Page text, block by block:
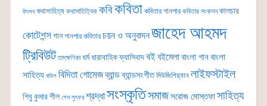
উৎসব কথাসাহিত্য কথাসাহিত্যিক কবিকবিতা কবিতার গানপার কবিতার সংকলন কালচার
কোটেশন্সগান গানপার কবিতার চয়ন ও অনুবাদনজাহেদ আহমদ
ট্রিবিউট তাৎক্ষণিকা ধর্ম ধারাবাহিকফ্যাসিবাদবইবইমেলাবাংলা গানবাংলা
সাহিত্য বাউল বিদিতা গোমেজব্যান্ডব্যান্ডসংগীত মিউজিশিয়্যান লাইফস্টাইল
শিবু কুমার শীল শেখ লুৎফর শ্রদ্ধাসংস্কৃতিসমাজসরোজ মোস্তফাসাহিত্য